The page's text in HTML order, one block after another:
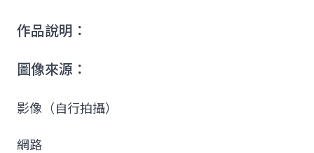
作品說明：
圖像來源：
影像（自行拍攝）
網路